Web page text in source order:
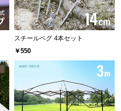
スチールペグ 4本セット
￥550